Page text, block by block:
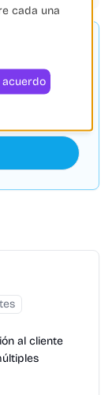
que
y hacer
al cliente
cada una
acuerdo